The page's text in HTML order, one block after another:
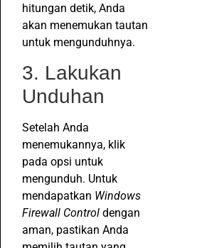
hitungan detik, Anda
akan menemukan tautan
untuk mengunduhnya.
3. Lakukan
Unduhan
Setelah Anda
menemukannya, klik
pada opsi untuk
mengunduh. Untuk
mendapatkan Windows
Firewall Control dengan
aman, pastikan Anda